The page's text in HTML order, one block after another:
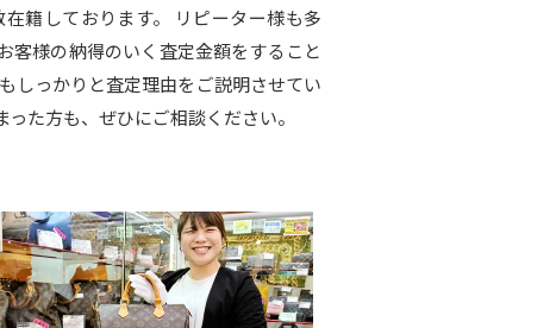
籍しております。 リピーター様も多
客様の納得のいく査定金額をすること
しっかりと査定理由をご説明させてい
た方も、ぜひにご相談ください。